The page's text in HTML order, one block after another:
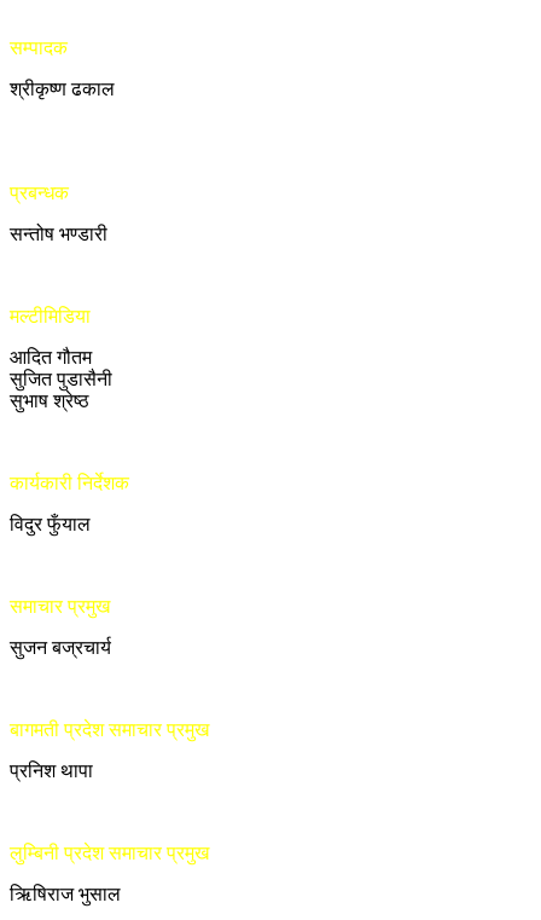
सम्पादक
श्रीकृष्ण ढकाल
प्रबन्धक
सन्तोष भण्डारी
मल्टीमिडिया
आदित गौतम
सुजित पुडासैनी
सुभाष श्रेष्ठ
कार्यकारी निर्देशक
विदुर फुँयाल
समाचार प्रमुख
सुजन बज्रचार्य
बागमती प्रदेश समाचार प्रमुख
प्रनिश थापा
लुम्बिनी प्रदेश समाचार प्रमुख
ऋिषिराज भुसाल